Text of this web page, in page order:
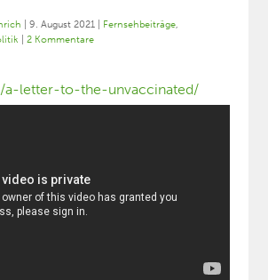
|9. August 2021 Fernsehbeiträge,
|2 Kommentare
a-letter-to-the-unvaccinated/